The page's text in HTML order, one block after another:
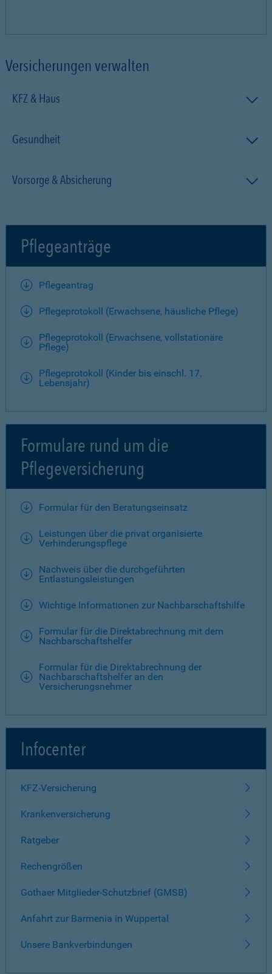
Versicherungen verwalten
KFZ & Haus
Gesundheit
Vorsorge & Absicherung
Pflegeanträge
Pflegeantrag
Pflegeprotokoll (Erwachsene, häusliche Pflege)
Pflegeprotokoll (Erwachsene, vollstationäre
Pflege)
Pflegeprotokoll (Kinder bis einschl. 17.
Lebensjahr)
Formulare rund um die
Pflegeversicherung
Formular für den Beratungseinsatz
Leistungen über die privat organisierte
Verhinderungspflege
Nachweis über die durchgeführten
Entlastungsleistungen
Wichtige Informationen zur Nachbarschaftshilfe
Formular für die Direktabrechnung mit dem
Nachbarschaftshelfer
Formular für die Direktabrechnung der
Nachbarschaftshelfer an den
Versicherungsnehmer
Infocenter
KFZ-Versicherung
Krankenversicherung
Ratgeber
Rechengrößen
Gothaer Mitglieder-Schutzbrief (GMSB)
Anfahrt zur Barmenia in Wuppertal
Unsere Bankverbindungen